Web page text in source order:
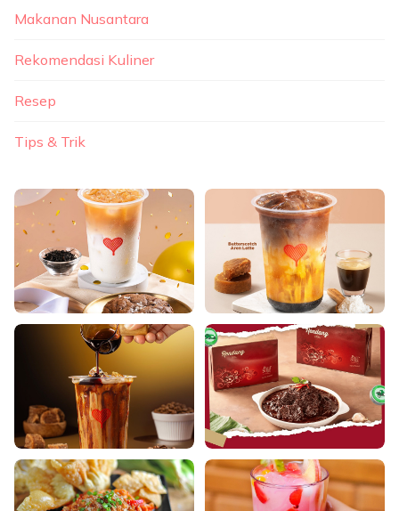
Makanan Nusantara
Rekomendasi Kuliner
Resep
Tips & Trik